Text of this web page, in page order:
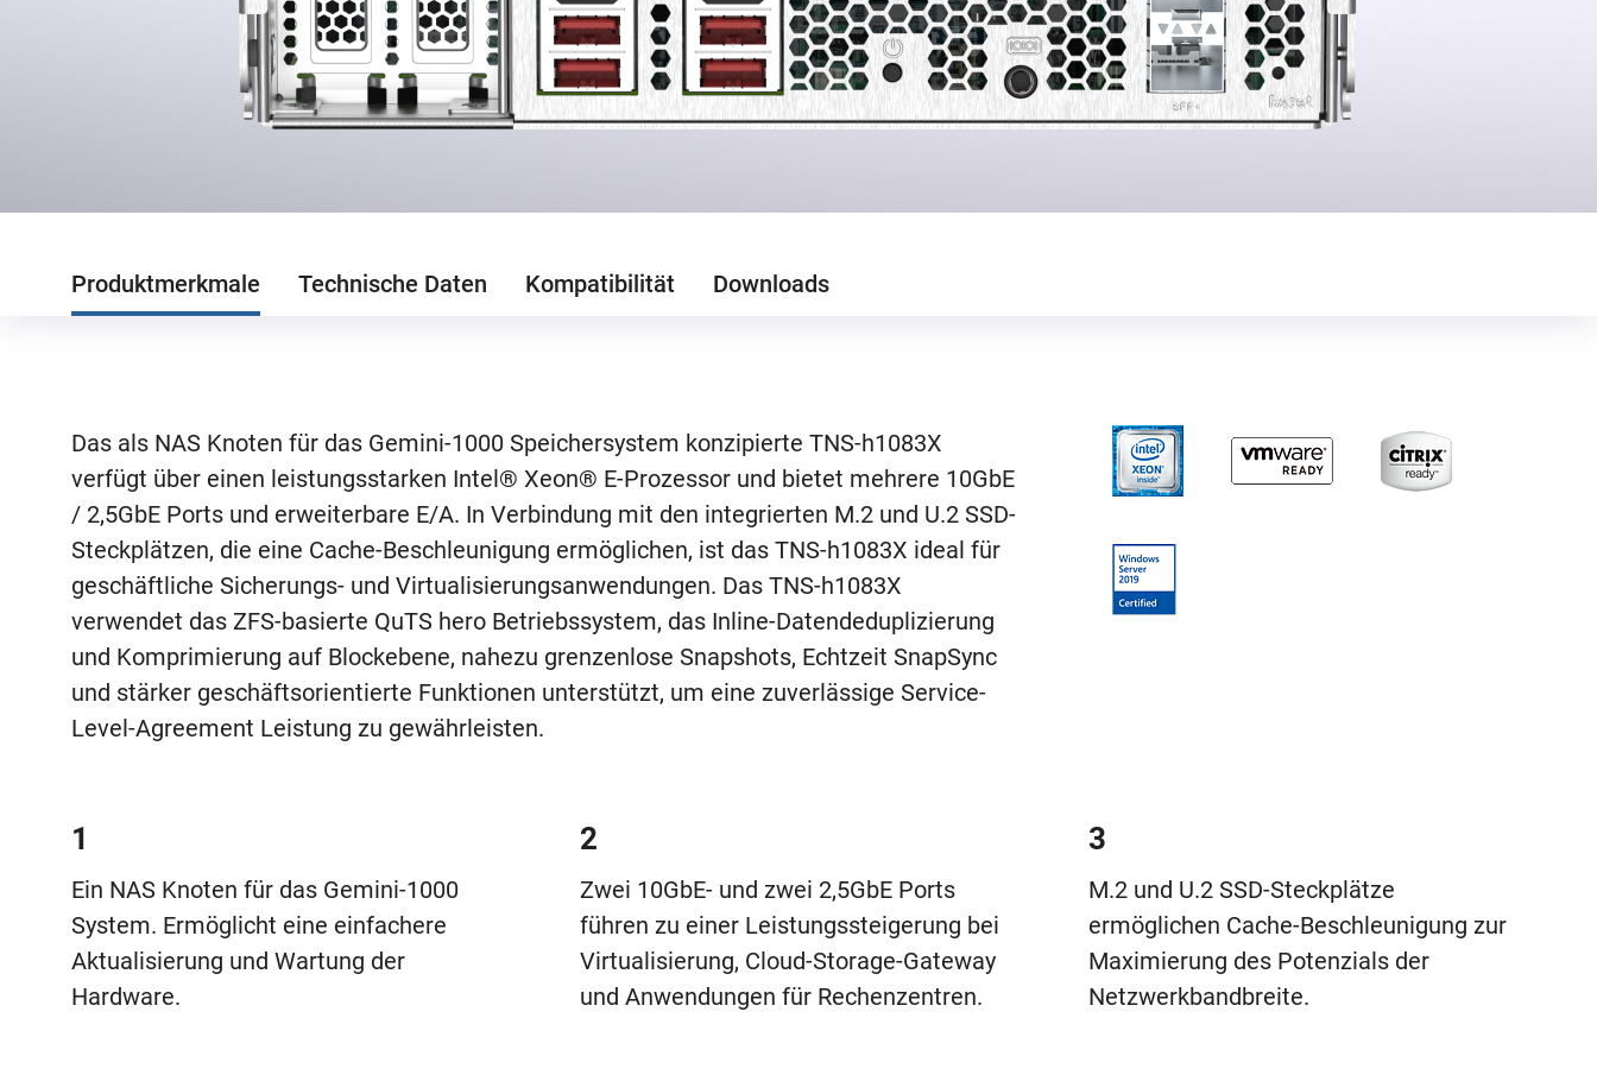
Produktmerkmale Technische Daten Kompatibilität Downloads
Das als NAS Knoten für das Gemini-1000 Speichersystem konzipierte TNS-h1083X
verfügt über einen leistungsstarken Intel® Xeon® E-Prozessor und bietet mehrere 10GbE
/ 2,5GbE Ports und erweiterbare E/A. In Verbindung mit den integrierten M.2 und U.2 SSD-
Steckplätzen, die eine Cache-Beschleunigung ermöglichen, ist das TNS-h1083X ideal für
geschäftliche Sicherungs- und Virtualisierungsanwendungen. Das TNS-h1083X
verwendet das ZFS-basierte QuTS hero Betriebssystem, das Inline-Datendeduplizierung
und Komprimierung auf Blockebene, nahezu grenzenlose Snapshots, Echtzeit SnapSync
und stärker geschäftsorientierte Funktionen unterstützt, um eine zuverlässige Service-
Level-Agreement Leistung zu gewährleisten.
1
Ein NAS Knoten für das Gemini-1000
System. Ermöglicht eine einfachere
Aktualisierung und Wartung der
Hardware.
2
Zwei 10GbE- und zwei 2,5GbE Ports
führen zu einer Leistungssteigerung bei
Virtualisierung, Cloud-Storage-Gateway
und Anwendungen für Rechenzentren.
3
M.2 und U.2 SSD-Steckplätze
ermöglichen Cache-Beschleunigung zur
Maximierung des Potenzials der
Netzwerkbandbreite.